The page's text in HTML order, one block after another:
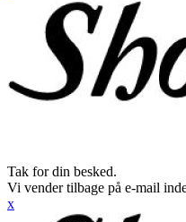
Tak for din besked.
Vi vender tilbage på e-mail
x